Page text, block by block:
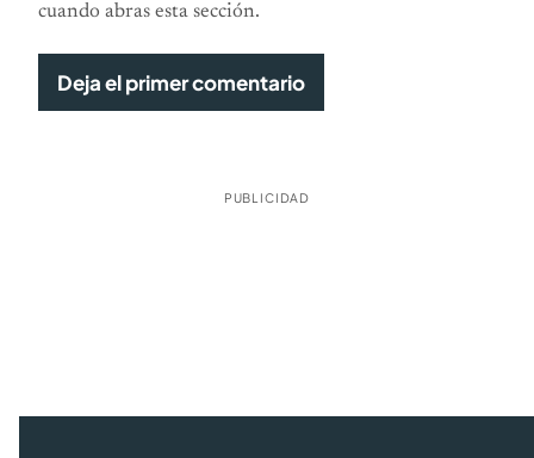
cuando abras esta sección.
Deja el primer comentario
PUBLICIDAD